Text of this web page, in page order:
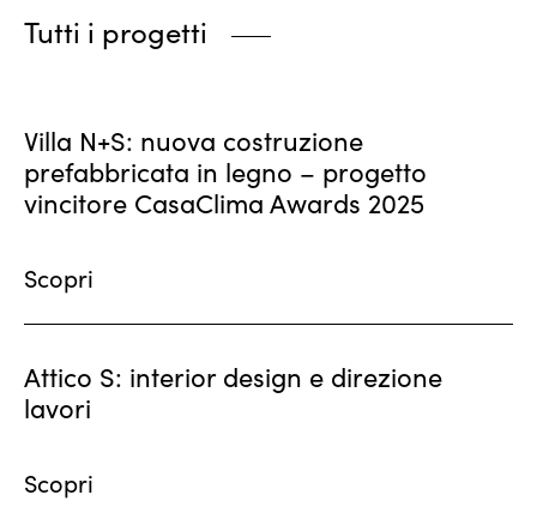
Tutti i progetti
Villa N+S: nuova costruzione
prefabbricata in legno – progetto
vincitore CasaClima Awards 2025
Scopri
Attico S: interior design e direzione
lavori
Scopri